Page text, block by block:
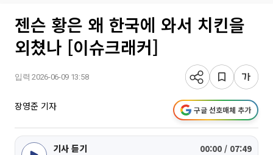
젠슨 황은 왜 한국에 와서 치킨을
외쳤나 [이슈크래커]
입력 2026-06-09 13:58
장영준 기자 구글 선호매체 추가
기사 듣기 00:00 / 07:49